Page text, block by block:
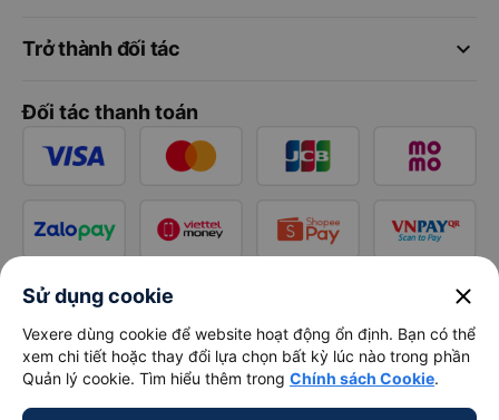
keyboard_arrow_down
Trở thành đối tác
Đối tác thanh toán
Sử dụng cookie close
Vexere dùng cookie để website hoạt động ổn định. Bạn có thể
xem chi tiết hoặc thay đổi lựa chọn bất kỳ lúc nào trong phần
Quản lý cookie. Tìm hiểu thêm trong Chính sách Cookie.